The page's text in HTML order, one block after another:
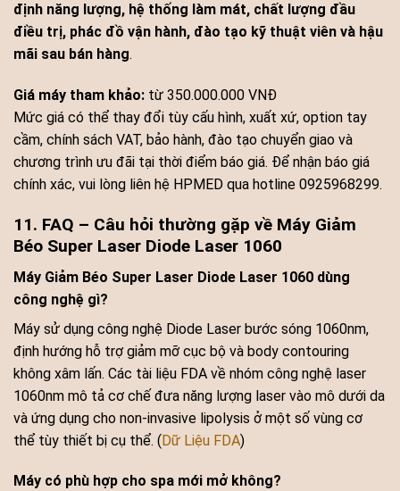
định năng lượng, hệ thống làm mát, chất lượng đầu
điều trị, phác đồ vận hành, đào tạo kỹ thuật viên và hậu
mãi sau bán hàng.
Giá máy tham khảo: từ 350.000.000 VNĐ
Mức giá có thể thay đổi tùy cấu hình, xuất xứ, option tay
cầm, chính sách VAT, bảo hành, đào tạo chuyển giao và
chương trình ưu đãi tại thời điểm báo giá. Để nhận báo giá
chính xác, vui lòng liên hệ HPMED qua hotline 0925968299.
11. FAQ – Câu hỏi thường gặp về Máy Giảm
Béo Super Laser Diode Laser 1060
Máy Giảm Béo Super Laser Diode Laser 1060 dùng
công nghệ gì?
Máy sử dụng công nghệ Diode Laser bước sóng 1060nm,
định hướng hỗ trợ giảm mỡ cục bộ và body contouring
không xâm lấn. Các tài liệu FDA về nhóm công nghệ laser
1060nm mô tả cơ chế đưa năng lượng laser vào mô dưới da
và ứng dụng cho non-invasive lipolysis ở một số vùng cơ
thể tùy thiết bị cụ thể. (Dữ Liệu FDA)
Máy có phù hợp cho spa mới mở không?